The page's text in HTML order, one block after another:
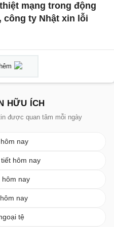
mạng trong động
công ty Nhật xin lỗi
HỮU ÍCH
được quan tâm mỗi ngày
nay
hôm nay
hôm nay
nay
tệ